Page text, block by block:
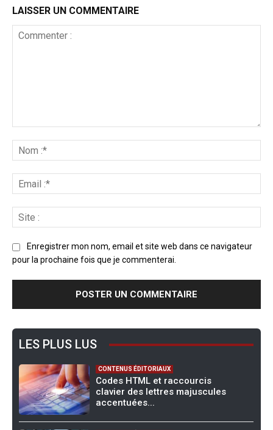
LAISSER UN COMMENTAIRE
Enregistrer mon nom, email et site web dans ce navigateur
pour la prochaine fois que je commenterai.
LES PLUS LUS
CONTENUS ÉDITORIAUX
Codes HTML et raccourcis
clavier des lettres majuscules
accentuées...